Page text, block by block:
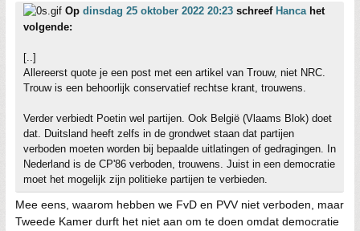
Op dinsdag 25 oktober 2022 20:23 schreef Hancahet
volgende:
[..]
Allereerst quote je een post met een artikel van Trouw, niet NRC.
Trouw is een behoorlijk conservatief rechtse krant, trouwens.
Verder verbiedt Poetin wel partijen. Ook België (Vlaams Blok) doet
dat. Duitsland heeft zelfs in de grondwet staan dat partijen
verboden moeten worden bij bepaalde uitlatingen of gedragingen. In
Nederland is de CP'86 verboden, trouwens. Juist in een democratie
moet het mogelijk zijn politieke partijen te verbieden.
Mee eens, waarom hebben we FvD en PVV niet verboden, maar
Tweede Kamer durft het niet aan om te doen omdat democratie